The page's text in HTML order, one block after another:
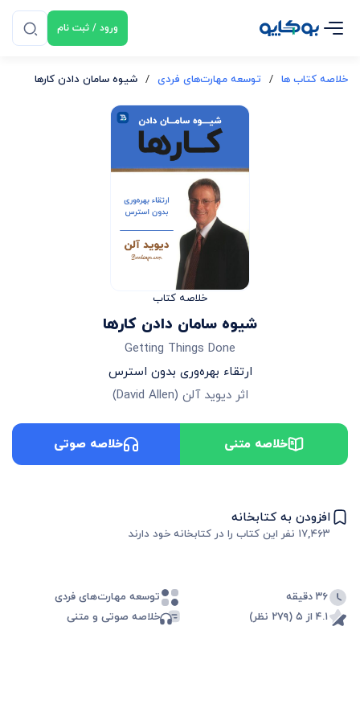
ورود / ثبت نام
خلاصه کتاب ها / توسعه مهارت‌های فردی / شیوه سامان دادن کارها
خلاصه کتاب
شیوه سامان دادن کارها
Getting Things Done
ارتقاء بهره‌وری بدون استرس
اثر دیوید آلن (
David Allen
)
خلاصه متنی خلاصه صوتی
افزودن به کتابخانه
۱۷,۴۶۳ نفر این کتاب را در کتابخانه خود دارند
۳۶ دقیقه
توسعه مهارت‌های فردی
۴.۱ از ۵ (۲۷۹ نظر)
خلاصه صوتی و متنی